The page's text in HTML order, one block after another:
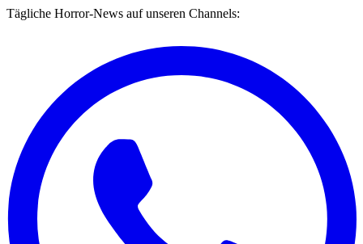
Tägliche Horror-News auf unseren Channels: